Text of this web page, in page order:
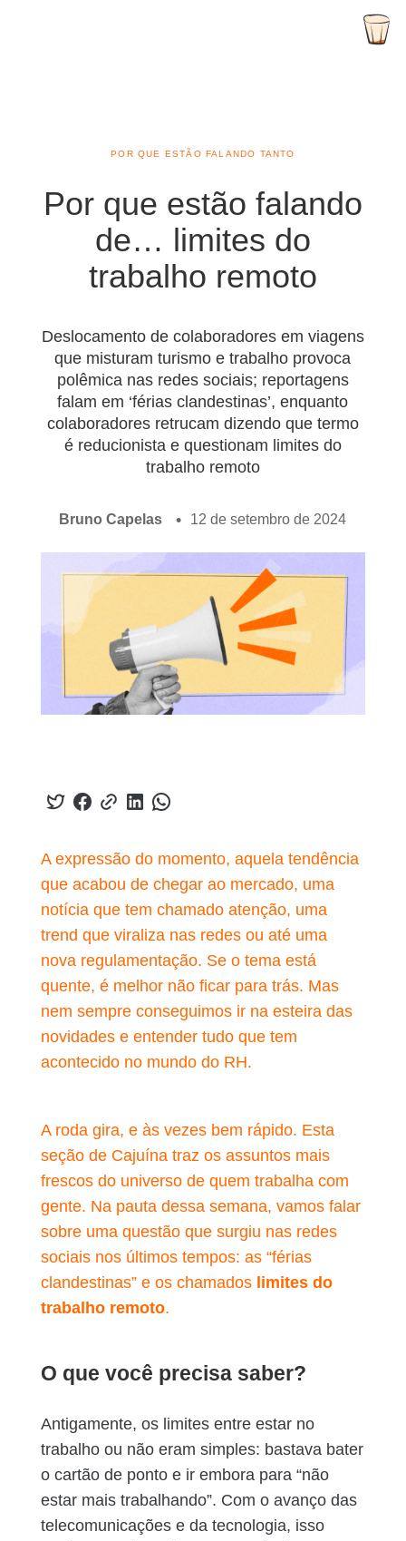
POR QUE ESTÃO FALANDO TANTO
Por que estão falando
de… limites do
trabalho remoto
Deslocamento de colaboradores em viagens
que misturam turismo e trabalho provoca
polêmica nas redes sociais; reportagens
falam em ‘férias clandestinas’, enquanto
colaboradores retrucam dizendo que termo
é reducionista e questionam limites do
trabalho remoto
Bruno Capelas 12 de setembro de 2024
A expressão do momento, aquela tendência
que acabou de chegar ao mercado, uma
notícia que tem chamado atenção, uma
trend que viraliza nas redes ou até uma
nova regulamentação. Se o tema está
quente, é melhor não ficar para trás. Mas
nem sempre conseguimos ir na esteira das
novidades e entender tudo que tem
acontecido no mundo do RH.
A roda gira, e às vezes bem rápido. Esta
seção de Cajuína traz os assuntos mais
frescos do universo de quem trabalha com
gente. Na pauta dessa semana, vamos falar
sobre uma questão que surgiu nas redes
sociais nos últimos tempos: as “férias
clandestinas” e os chamados limites do
trabalho remoto.
O que você precisa saber?
Antigamente, os limites entre estar no
trabalho ou não eram simples: bastava bater
o cartão de ponto e ir embora para “não
estar mais trabalhando”. Com o avanço das
telecomunicações e da tecnologia, isso